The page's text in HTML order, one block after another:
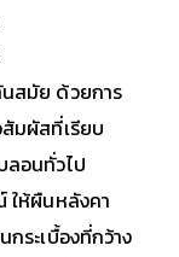
สมัย ด้วยการ
มผัสที่เรียบ
ลอนทั่วไป
ให้ผืนหลังคา
ระเบื้องที่กว้าง